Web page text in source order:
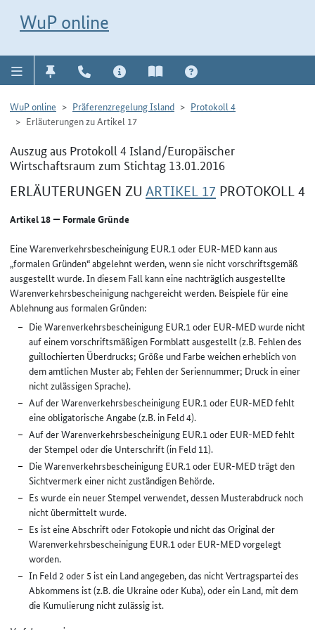
WuP online
WuP online Präferenzregelung Island
Protokoll 4
Erläuterungen zu Artikel 17
Auszug aus Protokoll 4 Island/Europäischer
Wirtschaftsraum zum Stichtag 13.01.2016
ERLÄUTERUNGEN ZU ARTIKEL 17 PROTOKOLL 4
Artikel 18 — Formale Gründe
Eine Warenverkehrsbescheinigung EUR.1 oder EUR-MED kann aus
„formalen Gründen“ abgelehnt werden, wenn sie nicht vorschriftsgemäß
ausgestellt wurde. In diesem Fall kann eine nachträglich ausgestellte
Warenverkehrsbescheinigung nachgereicht werden. Beispiele für eine
Ablehnung aus formalen Gründen:
Die Warenverkehrsbescheinigung EUR.1 oder EUR-MED wurde nicht
auf einem vorschriftsmäßigen Formblatt ausgestellt (z.B. Fehlen des
guillochierten Überdrucks; Größe und Farbe weichen erheblich von
dem amtlichen Muster ab; Fehlen der Seriennummer; Druck in einer
nicht zulässigen Sprache).
Auf der Warenverkehrsbescheinigung EUR.1 oder EUR-MED fehlt
eine obligatorische Angabe (z.B. in Feld 4).
Auf der Warenverkehrsbescheinigung EUR.1 oder EUR-MED fehlt
der Stempel oder die Unterschrift (in Feld 11).
Die Warenverkehrsbescheinigung EUR.1 oder EUR-MED trägt den
Sichtvermerk einer nicht zuständigen Behörde.
Es wurde ein neuer Stempel verwendet, dessen Musterabdruck noch
nicht übermittelt wurde.
Es ist eine Abschrift oder Fotokopie und nicht das Original der
Warenverkehrsbescheinigung EUR.1 oder EUR-MED vorgelegt
worden.
In Feld 2 oder 5 ist ein Land angegeben, das nicht Vertragspartei des
Abkommens ist (z.B. die Ukraine oder Kuba), oder ein Land, mit dem
die Kumulierung nicht zulässig ist.